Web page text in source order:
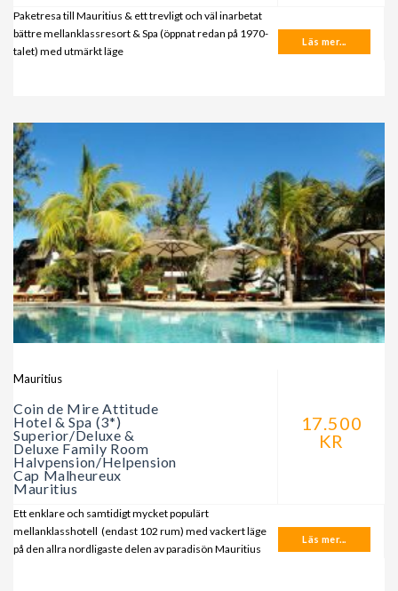
Paketresa till Mauritius & ett trevligt och väl inarbetat
bättre mellanklassresort & Spa (öppnat redan på 1970-
talet) med utmärkt läge
Läs mer...
Mauritius
Coin de Mire Attitude
Hotel & Spa (3*)
Superior/Deluxe &
Deluxe Family Room
Halvpension/Helpension
Cap Malheureux
Mauritius
17.500
KR
Ett enklare och samtidigt mycket populärt
mellanklasshotell (endast 102 rum) med vackert läge
på den allra nordligaste delen av paradisön Mauritius
Läs mer...